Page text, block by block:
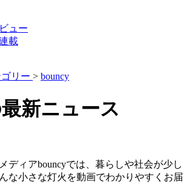
ュー
載
リー > bouncy
新ニュース
ディアbouncyでは、暮らしや社会が少し
な小さな灯火を動画でわかりやすくお届